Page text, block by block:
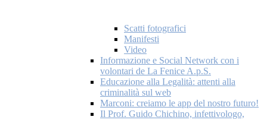
Scatti fotografici
Manifesti
Video
Informazione e Social Network con i
volontari de La Fenice A.p.S.
Educazione alla Legalità: attenti alla
criminalità sul web
Marconi: creiamo le app del nostro futuro!
Il Prof. Guido Chichino, infettivologo,